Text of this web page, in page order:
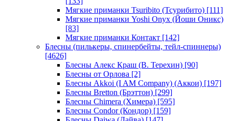
Мягкие приманки Tsuribito (Тсурибито) [111]
Мягкие приманки Yoshi Onyx (Йоши Оникс)
[83]
Мягкие приманки Контакт [142]
Блесны (пилькеры, спинербейты, тейл-спиннеры)
[4626]
Блесны Алекс Краш (В. Терехин) [90]
Блесны от Орлова [2]
Блесны Akkoi (I AM Company) (Аккои) [197]
Блесны Bretton (Брэттон) [299]
Блесны Chimera (Химера) [595]
Блесны Condor (Кондор) [159]